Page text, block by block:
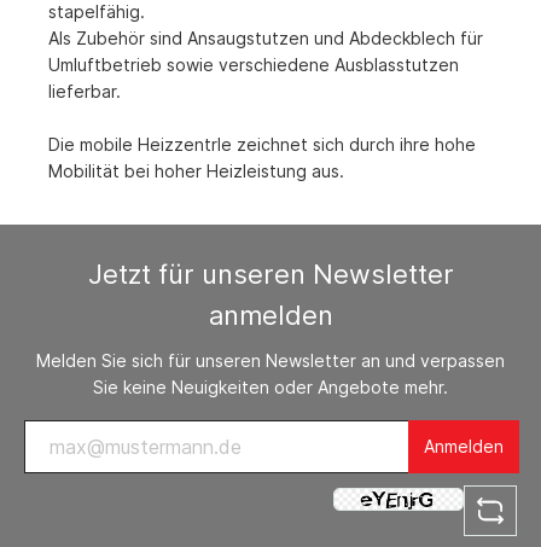
stapelfähig.
Als Zubehör sind Ansaugstutzen und Abdeckblech für
Umluftbetrieb sowie verschiedene Ausblasstutzen
lieferbar.
Die mobile Heizzentrle zeichnet sich durch ihre hohe
Mobilität bei hoher Heizleistung aus.
Jetzt für unseren Newsletter
anmelden
Melden Sie sich für unseren Newsletter an und verpassen
Sie keine Neuigkeiten oder Angebote mehr.
Anmelden